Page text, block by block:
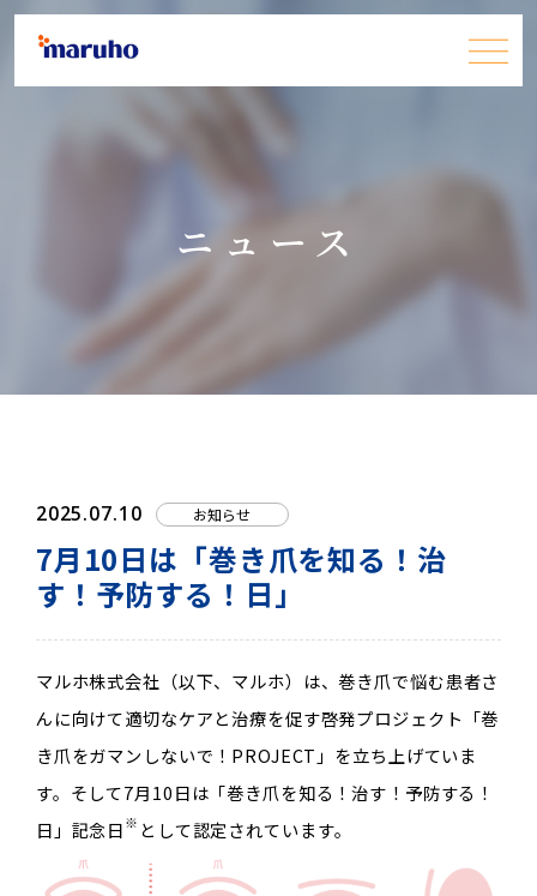
医療関係者の皆さま
企業情報
お問い合わせ
ニュース
2025.07.10 お知らせ
7月10日は「巻き爪を知る！治
す！予防する！日」
マルホ株式会社（以下、マルホ）は、巻き爪で悩む患者さ
んに向けて適切なケアと治療を促す啓発プロジェクト「巻
き爪をガマンしないで！ PROJECT 」を立ち上げていま
す。そして7月10日は「巻き爪を知る！治す！予防する！
日」記念日 ※ として認定されています。